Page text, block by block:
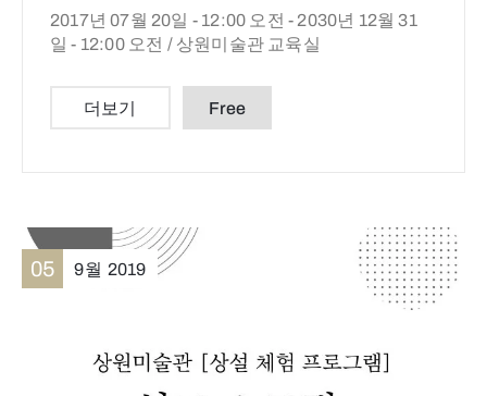
2017년 07월 20일 - 12:00 오전 - 2030년 12월 31
일 - 12:00 오전 / 상원미술관 교육실
더보기 Free
05 9월 2019